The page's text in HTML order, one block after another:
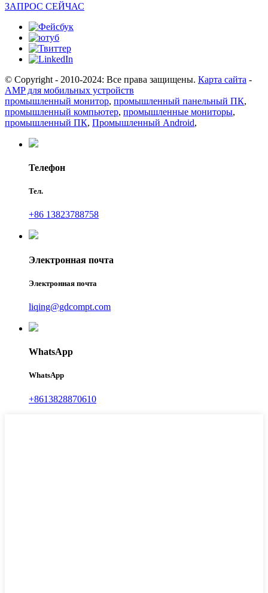
ЗАПРОС СЕЙЧАС
© Copyright - 2010-2024: Все права защищены. Карта сайта -
AMP для мобильных устройств
промышленный монитор, промышленный панельный ПК,
промышленный компьютер, промышленные мониторы,
промышленный ПК, Промышленный Android,
Телефон
Тел.
+86 13823788758
Электронная почта
Электронная почта
liqing@gdcompt.com
WhatsApp
WhatsApp
+8613828870610